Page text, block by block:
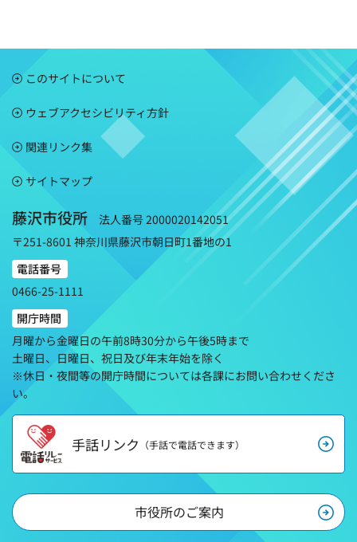
このサイトについて
ウェブアクセシビリティ方針
関連リンク集
サイトマップ
藤沢市役所
法人番号 2000020142051
〒251-8601 神奈川県藤沢市朝日町1番地の1
電話番号
0466-25-1111
開庁時間
月曜から金曜日の午前8時30分から午後5時まで
土曜日、日曜日、祝日及び年末年始を除く
※休日・夜間等の開庁時間については各課にお問い合わせくださ
い。
手話リンク （手話で電話できます）
市役所のご案内